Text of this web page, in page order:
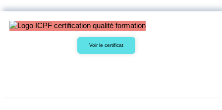
Voir le certificat